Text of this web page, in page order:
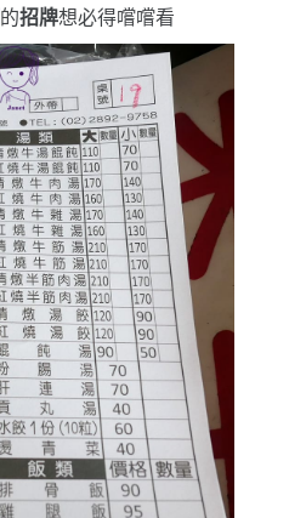
的招牌想必得嚐嚐看